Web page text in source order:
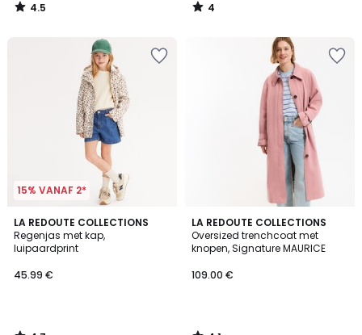
4.5
/
4
/
15% VANAF 2*
LA REDOUTE COLLECTIONS
Regenjas met kap,
luipaardprint
45.99 €
4.7
/ 5
LA REDOUTE COLLECTIONS
Oversized trenchcoat met
knopen, Signature MAURICE
109.00 €
4.1
/ 5